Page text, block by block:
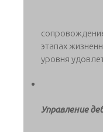
этапах
уровня
Управление